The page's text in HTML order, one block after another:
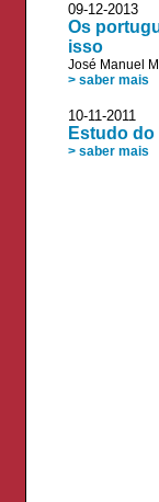
09-12-
Os
isso
José Manuel
> saber mais
10-11-2011
Estudo
> saber mais